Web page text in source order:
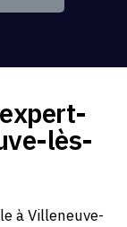
lès-
à Villeneuve-